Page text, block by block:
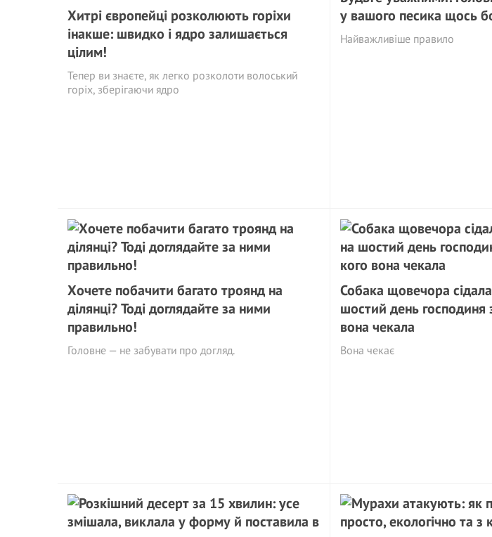
Хитрі європейці розколюють горіхи
інакше: швидко і ядро залишається
цілим!
Тепер ви знаєте, як легко розколоти волоський
горіх, зберігаючи ядро
у вашого песика щось
Найважливіше правило
Хочете побачити багато троянд на
ділянці? Тоді доглядайте за ними
правильно!
Головне — не забувати про догляд.
Собака щовечора
шостий день господиня
вона чекала
Вона чекає